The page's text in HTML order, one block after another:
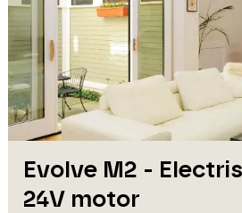
Evolve M2 -
24V motor